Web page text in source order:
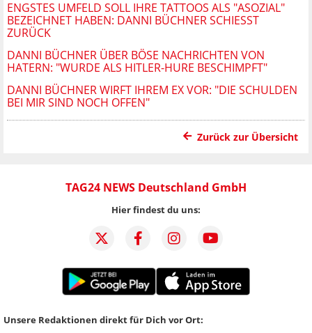
ENGSTES UMFELD SOLL IHRE TATTOOS ALS "ASOZIAL"
BEZEICHNET HABEN: DANNI BÜCHNER SCHIESST Z
URÜCK
DANNI BÜCHNER ÜBER BÖSE NACHRICHTEN VON
HATERN: "WURDE ALS HITLER-HURE BESCHIMPFT"
DANNI BÜCHNER WIRFT IHREM EX VOR: "DIE SCHULDEN
BEI MIR SIND NOCH OFFEN"
Zurück zur Übersicht
TAG24 NEWS Deutschland GmbH
Hier findest du uns:
Unsere Redaktionen direkt für Dich vor Ort: